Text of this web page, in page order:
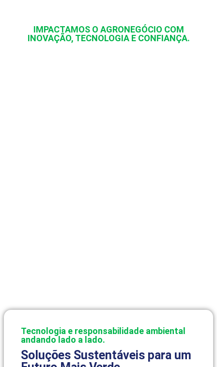
IMPACTAMOS O AGRONEGÓCIO COM
INOVAÇÃO, TECNOLOGIA E CONFIANÇA.
Tecnologia e responsabilidade ambiental
andando lado a lado.
Soluções Sustentáveis para um